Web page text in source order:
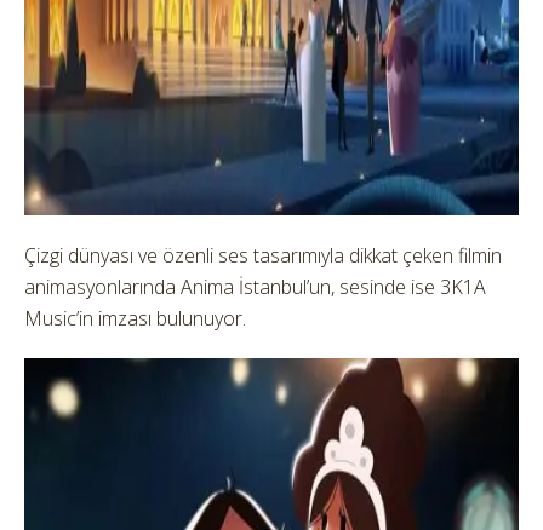
Çizgi dünyası ve özenli ses tasarımıyla dikkat çeken filmin
animasyonlarında Anima İstanbul’un, sesinde ise 3K1A
Music’in imzası bulunuyor.